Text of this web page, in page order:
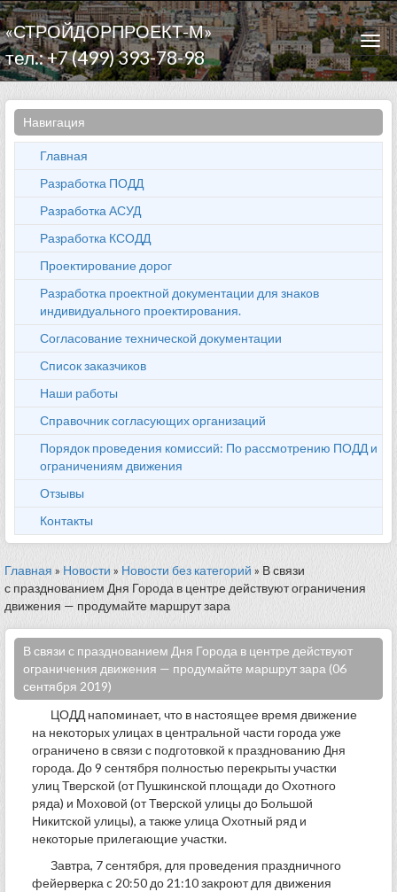
«СТРОЙДОРПРОЕКТ-М»
тел.: +7 (499) 393-78-98
Навигация
Главная
Разработка ПОДД
Разработка АСУД
Разработка КСОДД
Проектирование дорог
Разработка проектной документации для знаков
индивидуального проектирования.
Согласование технической документации
Список заказчиков
Наши работы
Справочник согласующих организаций
Порядок проведения комиссий: По рассмотрению ПОДД и
ограничениям движения
Отзывы
Контакты
Главная » Новости » Новости без категорий » В связи
с празднованием Дня Города в центре действуют ограничения
движения — продумайте маршрут зара
В связи с празднованием Дня Города в центре действуют
ограничения движения — продумайте маршрут зара (06
сентября 2019)
ЦОДД напоминает, что в настоящее время движение
на некоторых улицах в центральной части города уже
ограничено в связи с подготовкой к празднованию Дня
города. До 9 сентября полностью перекрыты участки
улиц Тверской (от Пушкинской площади до Охотного
ряда) и Моховой (от Тверской улицы до Большой
Никитской улицы), а также улица Охотный ряд и
некоторые прилегающие участки.
Завтра, 7 сентября, для проведения праздничного
фейерверка c 20:50 до 21:10 закроют для движения